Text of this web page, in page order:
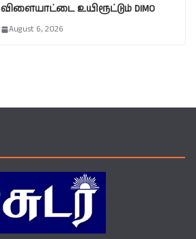
விளையாட்டை உயிரூட்டும் DIMO
August 6, 2026